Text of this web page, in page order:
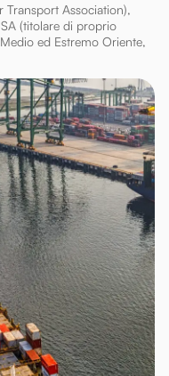
Transport Association),
(titolare di proprio
ed Estremo Oriente,